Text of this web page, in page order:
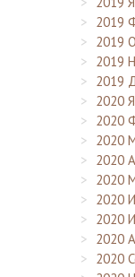
2019
2019
2019
2019
2020
2020
2020
2020
2020
2020
2020
2020
2020